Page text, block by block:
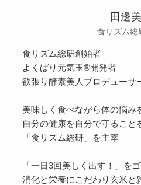
田邊
食リズム総
食リズム総研創始者
よくばり元気玉®開発者
欲張り酵素美人プロデューサ
美味しく食べながら体の悩み
自分の健康を自分で守ること
「食リズム総研」を主宰
「一日3回美しく出す！」をゴ
消化と栄養にこだわり玄米と